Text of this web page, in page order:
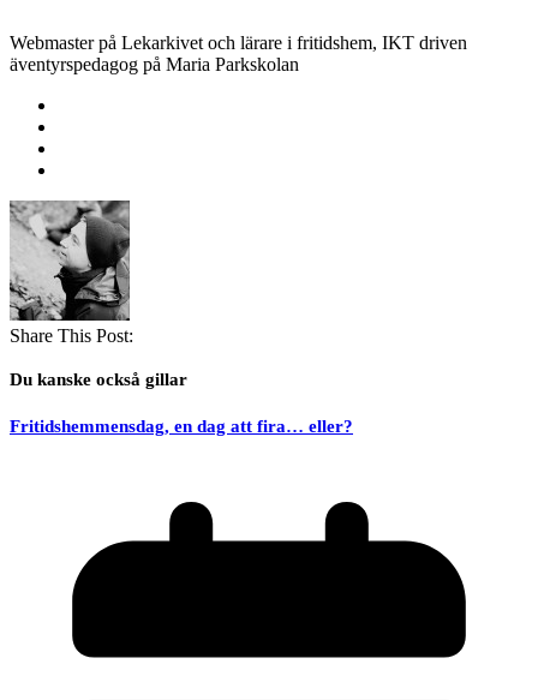
Webmaster på Lekarkivet och lärare i fritidshem, IKT driven
äventyrspedagog på Maria Parkskolan
Share This Post:
Du kanske också gillar
Fritidshemmensdag, en dag att fira… eller?